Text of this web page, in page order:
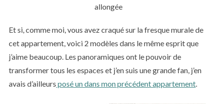
allongée
Et si, comme moi, vous avez craqué sur la fresque murale de
cet appartement, voici 2 modèles dans le même esprit que
j’aime beaucoup. Les panoramiques ont le pouvoir de
transformer tous les espaces et j’en suis une grande fan, j’en
avais d’ailleurs posé un dans mon précédent appartement.